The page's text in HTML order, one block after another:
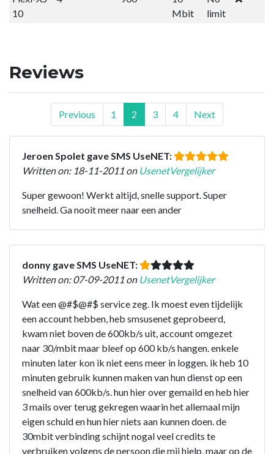
10
Mbit
limit
Reviews
Previous 1 2 3 4 Next
Jeroen Spolet gave SMS UseNET:
Written on: 18-11-2011 on UsenetVergelijker
Super gewoon! Werkt altijd, snelle support. Super
snelheid. Ga nooit meer naar een ander
donny gave SMS UseNET:
Written on: 07-09-2011 on UsenetVergelijker
Wat een @#$@#$ service zeg. Ik moest even tijdelijk
een account hebben, heb smsusenet geprobeerd,
kwam niet boven de 600kb/s uit, account omgezet
naar 30/mbit maar bleef op 600 kb/s hangen. enkele
minuten later kon ik niet eens meer in loggen. ik heb 10
minuten gebruik kunnen maken van hun dienst op een
snelheid van 600kb/s. hun hier over gemaild en heb hier
3 mails over terug gekregen waarin het allemaal mijn
eigen schuld en hun hier niets aan kunnen doen. de
30mbit verbinding schijnt nogal veel credits te
verbruiken volgens de persoon die mij hielp, maar op de